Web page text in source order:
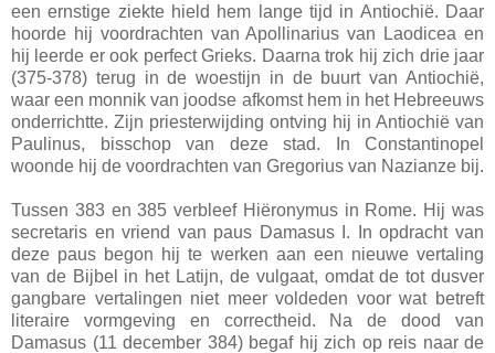
een ernstige ziekte hield hem lange tijd in Antiochië. Daar
hoorde hij voordrachten van Apollinarius van Laodicea en
hij leerde er ook perfect Grieks. Daarna trok hij zich drie jaar
(375-378) terug in de woestijn in de buurt van Antiochië,
waar een monnik van joodse afkomst hem in het Hebreeuws
onderrichtte. Zijn priesterwijding ontving hij in Antiochië van
Paulinus, bisschop van deze stad. In Constantinopel
woonde hij de voordrachten van Gregorius van Nazianze bij.
Tussen 383 en 385 verbleef Hiëronymus in Rome. Hij was
secretaris en vriend van paus Damasus I. In opdracht van
deze paus begon hij te werken aan een nieuwe vertaling
van de Bijbel in het Latijn, de vulgaat, omdat de tot dusver
gangbare vertalingen niet meer voldeden voor wat betreft
literaire vormgeving en correctheid. Na de dood van
Damasus (11 december 384) begaf hij zich op reis naar de